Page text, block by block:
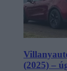
(2025) –